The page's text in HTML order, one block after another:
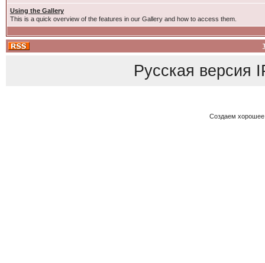
Using the Gallery
This is a quick overview of the features in our Gallery and how to access them.
Русская версия
Создаем